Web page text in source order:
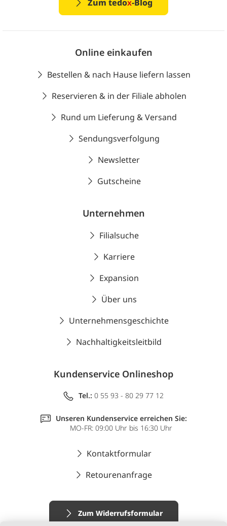
Zum tedox-Blog
Online einkaufen
Bestellen & nach Hause liefern lassen
Reservieren & in der Filiale abholen
Rund um Lieferung & Versand
Sendungsverfolgung
Newsletter
Gutscheine
Unternehmen
Filialsuche
Karriere
Expansion
Über uns
Unternehmensgeschichte
Nachhaltigkeitsleitbild
Kundenservice Onlineshop
Tel.: 0 55 93 - 80 29 77 12
Unseren Kundenservice erreichen Sie:
MO-FR: 09:00 Uhr bis 16:30 Uhr
Kontaktformular
Retourenanfrage
Zum Widerrufsformular